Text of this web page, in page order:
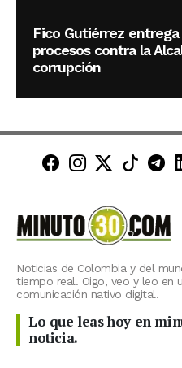
Fico Gutiérrez
procesos contra la
corrupción
Minuto30 en
Minuto30
Noticias de Colombia y del
tiempo real. Oigo, veo y leo en
comunicación nativo digital.
Lo que leas hoy en
noticia.